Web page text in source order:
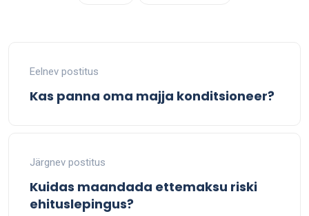
Eelnev postitus
Kas panna oma majja konditsioneer?
Järgnev postitus
Kuidas maandada ettemaksu riski
ehituslepingus?